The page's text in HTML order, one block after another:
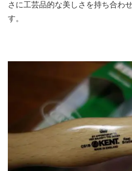
さに工芸品的な美しさを持ち合わ
す。